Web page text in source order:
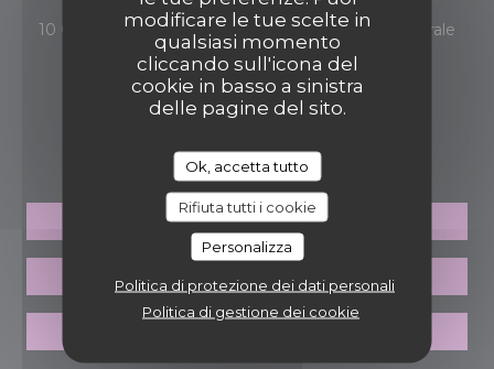
modificare le tue scelte in
qualsiasi momento
cliccando sull'icona del
cookie in basso a sinistra
delle pagine del sito.
Ok, accetta tutto
Rifiuta tutti i cookie
Personalizza
Politica di protezione dei dati personali
Politica di gestione dei cookie
10 Quai des Pêcheurs - A 10 min derrière la Cathédrale
67000 Strasbourg((apre una nuova
06 02 51 04 06
PRENOTA
PRIVATIZZAZIONE